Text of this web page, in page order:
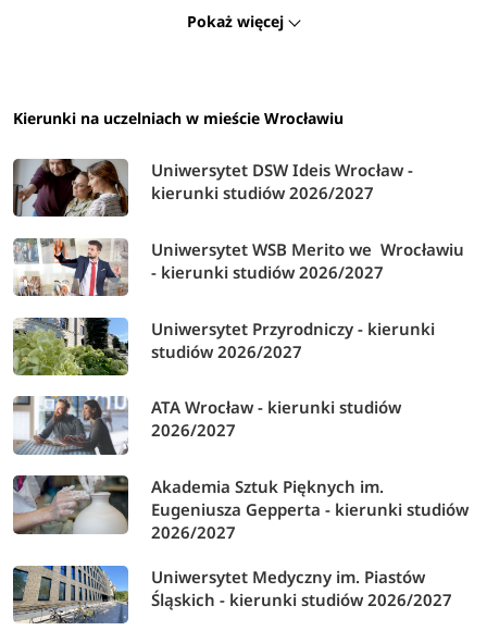
urzędach, czy szkolnictwie. Niemała grupa osób po
świecie przedsiębiorczości.
Pokaż więcej
Kierunki na uczelniach w mieście Wrocławiu
Uniwersytet DSW Ideis Wrocław -
kierunki studiów 2026/2027
Uniwersytet WSB Merito we Wrocławiu
- kierunki studiów 2026/2027
Uniwersytet Przyrodniczy - kierunki
studiów 2026/2027
ATA Wrocław - kierunki studiów
2026/2027
Akademia Sztuk Pięknych im.
Eugeniusza Gepperta - kierunki studiów
2026/2027
Uniwersytet Medyczny im. Piastów
Śląskich - kierunki studiów 2026/2027